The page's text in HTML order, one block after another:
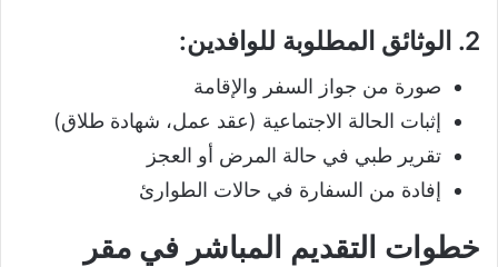
2. الوثائق المطلوبة للوافدين:
صورة من جواز السفر والإقامة
إثبات الحالة الاجتماعية (عقد عمل، شهادة طلاق)
تقرير طبي في حالة المرض أو العجز
إفادة من السفارة في حالات الطوارئ
خطوات التقديم المباشر في مقر